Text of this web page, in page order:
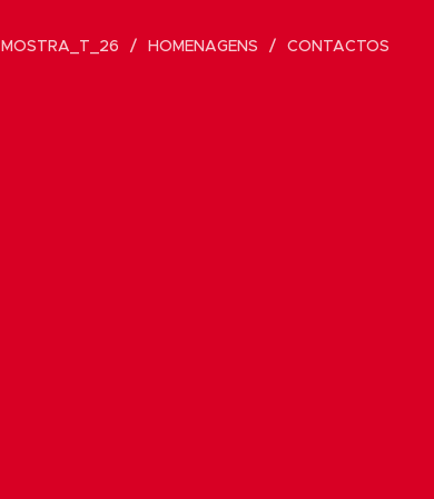
MOSTRA_T_26 HOMENAGENS CONTACTOS